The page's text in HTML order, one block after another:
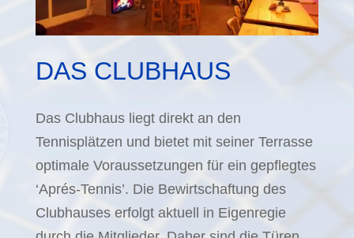
DAS CLUBHAUS
Das Clubhaus liegt direkt an den
Tennisplätzen und bietet mit seiner Terrasse
optimale Voraussetzungen für ein gepflegtes
‘Aprés-Tennis’. Die Bewirtschaftung des
Clubhauses erfolgt aktuell in Eigenregie